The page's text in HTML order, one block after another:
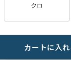
クロ
カートに入れ